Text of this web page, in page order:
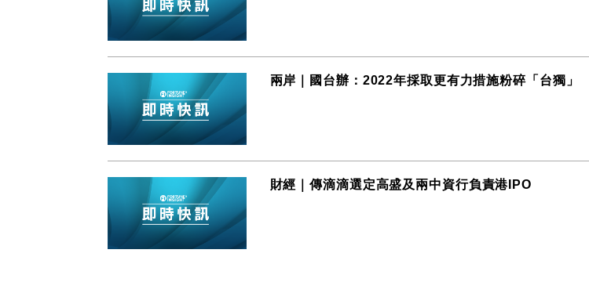
兩岸｜國台辦：2022年採取更有力措施粉碎「台獨」
財經｜傳滴滴選定高盛及兩中資行負責港IPO